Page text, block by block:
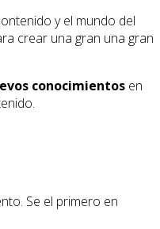
y el mundo del
crear una gran una gran
conocimientos en
Se el primero en